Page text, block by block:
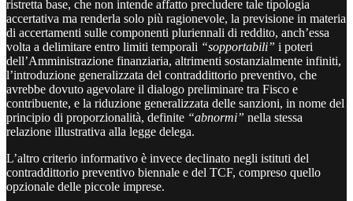
ristretta base, che non intende affatto precludere tale tipologia
accertativa ma renderla solo più ragionevole, la previsione in materia
di accertamenti sulle componenti pluriennali di reddito, anch’essa
volta a delimitare entro limiti temporali “sopportabili” i poteri
dell’Amministrazione finanziaria, altrimenti sostanzialmente infiniti,
l’introduzione generalizzata del contraddittorio preventivo, che
avrebbe dovuto agevolare il dialogo preliminare tra Fisco e
contribuente, e la riduzione generalizzata delle sanzioni, in nome del
principio di proporzionalità, definite “abnormi” nella stessa
relazione illustrativa alla legge delega.
L’altro criterio informativo è invece declinato negli istituti del
contraddittorio preventivo biennale e del TCF, compreso quello
opzionale delle piccole imprese.